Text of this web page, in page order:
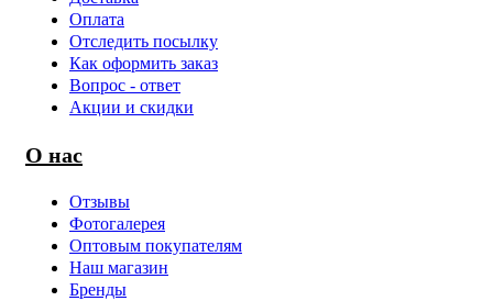
Оплата
Отследить посылку
Как оформить заказ
Вопрос - ответ
Акции и скидки
О нас
Отзывы
Фотогалерея
Оптовым покупателям
Наш магазин
Бренды